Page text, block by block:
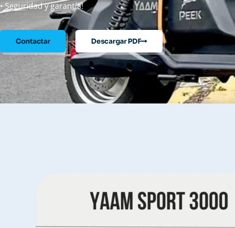
• Seguridad y garantía!
Contactar Descargar PDF